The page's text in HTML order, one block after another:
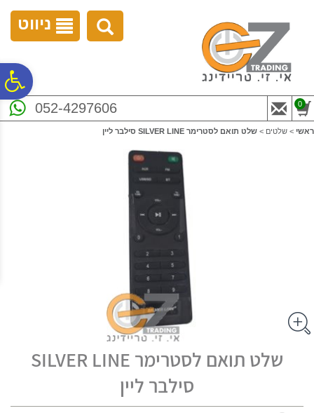
נגישות
ניווט
052-4297606 0
ראשי > שלטים > שלט תואם לסטרימר SILVER LINE סילבר ליין
שלט תואם לסטרימר SILVER LINE
סילבר ליין